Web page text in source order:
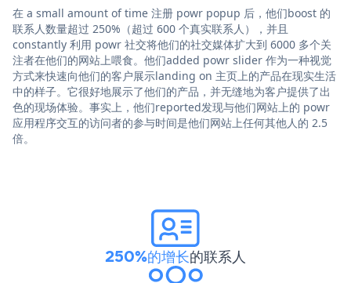
在 a small amount of time 注册 powr popup 后，他们boost 的
联系人数量超过 250%（超过 600 个真实联系人），并且
constantly 利用 powr 社交将他们的社交媒体扩大到 6000 多个关
注者在他们的网站上喂食。他们added powr slider 作为一种视觉
方式来快速向他们的客户展示landing on 主页上的产品在现实生活
中的样子。它很好地展示了他们的产品，并无缝地为客户提供了出
色的现场体验。事实上，他们reported发现与他们网站上的 powr
应用程序交互的访问者的参与时间是他们网站上任何其他人的 2.5
倍。
250%的增长的联系人